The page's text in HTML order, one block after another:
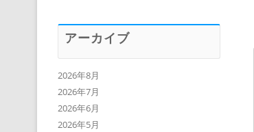
アーカイブ
2026年8月
2026年7月
2026年6月
2026年5月